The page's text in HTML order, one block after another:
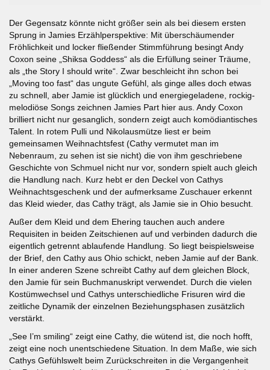
Der Gegensatz könnte nicht größer sein als bei diesem ersten
Sprung in Jamies Erzählperspektive: Mit überschäumender
Fröhlichkeit und locker fließender Stimmführung besingt Andy
Coxon seine „Shiksa Goddess“ als die Erfüllung seiner Träume,
als „the Story I should write“. Zwar beschleicht ihn schon bei
„Moving too fast“ das ungute Gefühl, als ginge alles doch etwas
zu schnell, aber Jamie ist glücklich und energiegeladene, rockig-
melodiöse Songs zeichnen Jamies Part hier aus. Andy Coxon
brilliert nicht nur gesanglich, sondern zeigt auch komödiantisches
Talent. In rotem Pulli und Nikolausmütze liest er beim
gemeinsamen Weihnachtsfest (Cathy vermutet man im
Nebenraum, zu sehen ist sie nicht) die von ihm geschriebene
Geschichte von Schmuel nicht nur vor, sondern spielt auch gleich
die Handlung nach. Kurz hebt er den Deckel von Cathys
Weihnachtsgeschenk und der aufmerksame Zuschauer erkennt
das Kleid wieder, das Cathy trägt, als Jamie sie in Ohio besucht.
Außer dem Kleid und dem Ehering tauchen auch andere
Requisiten in beiden Zeitschienen auf und verbinden dadurch die
eigentlich getrennt ablaufende Handlung. So liegt beispielsweise
der Brief, den Cathy aus Ohio schickt, neben Jamie auf der Bank.
In einer anderen Szene schreibt Cathy auf dem gleichen Block,
den Jamie für sein Buchmanuskript verwendet. Durch die vielen
Kostümwechsel und Cathys unterschiedliche Frisuren wird die
zeitliche Dynamik der einzelnen Beziehungsphasen zusätzlich
verstärkt.
„See I’m smiling“ zeigt eine Cathy, die wütend ist, die noch hofft,
zeigt eine noch unentschiedene Situation. In dem Maße, wie sich
Cathys Gefühlswelt beim Zurückschreiten in die Vergangenheit